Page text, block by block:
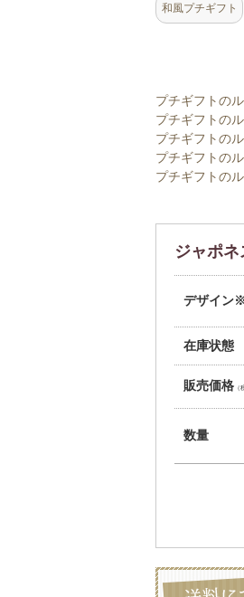
和風プチギフト
プチギフトの
プチギフトの
プチギフトの
プチギフトの
プチギフトの
ジャポ
デザイン
在庫状態
販売価格（
数量